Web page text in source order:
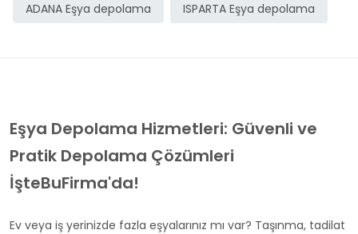
ADANA Eşya depolama ISPARTA Eşya depolama
Eşya Depolama Hizmetleri: Güvenli ve
Pratik Depolama Çözümleri
İşteBuFirma'da!
Ev veya iş yerinizde fazla eşyalarınız mı var? Taşınma, tadilat